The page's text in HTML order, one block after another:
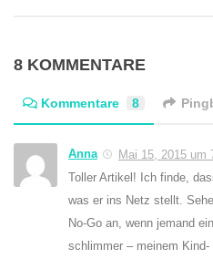
8 KOMMENTARE
Kommentare 8
Anna
Mai 15, 2015 um
Toller Artikel! Ich finde,
was er ins Netz stellt.
No-Go an, wenn jemand
schlimmer – meinem